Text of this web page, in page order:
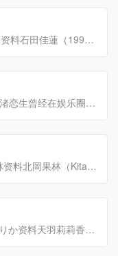
IshidaKaren石田佳蓮4石田佳蓮资料石田佳蓮（1996年8月6日生于福冈县，现居东京都）是一[…]
NagisaKoiki渚恋生2渚恋生资料渚恋生曾经在娱乐圈有一段时间的成功，但后来她决定尝试新的事业[…]
KitaokaKarin北岡果林4北岡果林资料北岡果林（KitaokaKarin），2024年4月[…]
AmauRirika天羽りりか0天羽りりか资料天羽莉莉香，2024年以KAWAII厂商新人AV女优身[…]